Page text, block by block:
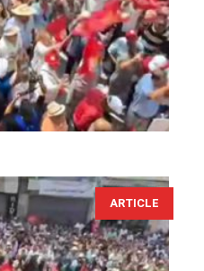
ARTICLE